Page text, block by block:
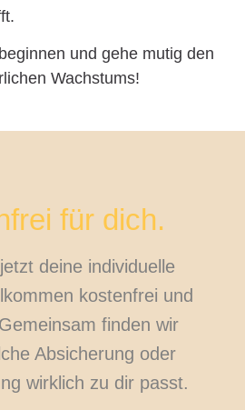
und gehe mutig den
Wachstums!
für dich.
deine individuelle
kostenfrei und
finden wir
Absicherung oder
wirklich zu dir passt.